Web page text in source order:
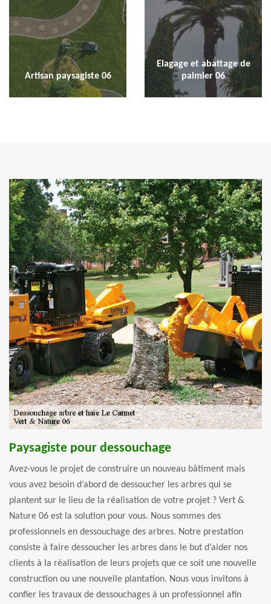
Artisan paysagiste 06
Elagage et abattage de
palmier 06
Paysagiste pour dessouchage
Avez-vous le projet de construire un nouveau bâtiment mais
vous avez besoin d’abord de dessoucher les arbres qui se
plantent sur le lieu de la réalisation de votre projet ? Vert &
Nature 06 est la solution pour vous. Nous sommes des
professionnels en dessouchage des arbres. Notre prestation
consiste à faire dessoucher les arbres dans le but d’aider nos
clients à la réalisation de leurs projets que ce soit une nouvelle
construction ou une nouvelle plantation. Nous vous invitons à
confier les travaux de dessouchages à un professionnel afin